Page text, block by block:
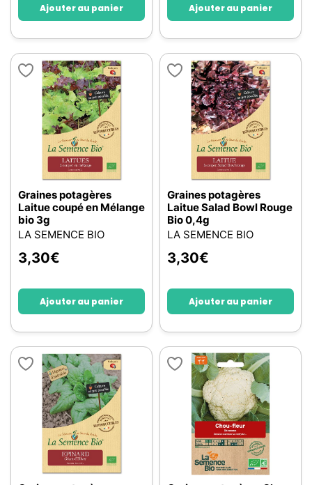
Ajouter au panier Ajouter au panier
Graines potagères
Laitue coupé en Mélange
bio 3g
LA SEMENCE BIO
3,30€
Ajouter au panier
Graines potagères
Laitue Salad Bowl Rouge
Bio 0,4g
LA SEMENCE BIO
3,30€
Ajouter au panier